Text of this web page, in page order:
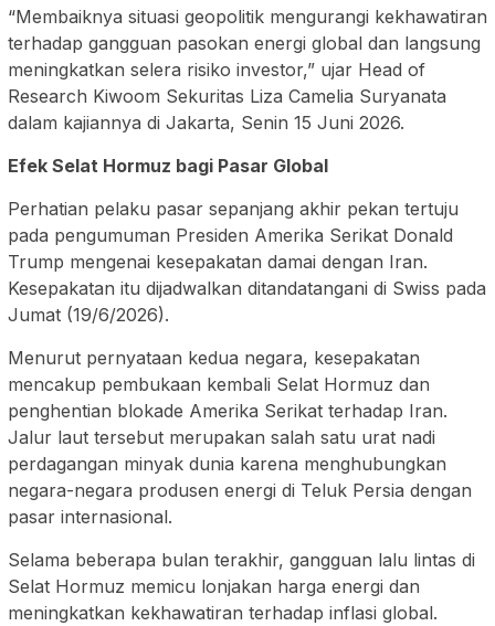
“Membaiknya situasi geopolitik mengurangi kekhawatiran
terhadap gangguan pasokan energi global dan langsung
meningkatkan selera risiko investor,” ujar Head of
Research Kiwoom Sekuritas Liza Camelia Suryanata
dalam kajiannya di Jakarta, Senin 15 Juni 2026.
Efek Selat Hormuz bagi Pasar Global
Perhatian pelaku pasar sepanjang akhir pekan tertuju
pada pengumuman Presiden Amerika Serikat Donald
Trump mengenai kesepakatan damai dengan Iran.
Kesepakatan itu dijadwalkan ditandatangani di Swiss pada
Jumat (19/6/2026).
Menurut pernyataan kedua negara, kesepakatan
mencakup pembukaan kembali Selat Hormuz dan
penghentian blokade Amerika Serikat terhadap Iran.
Jalur laut tersebut merupakan salah satu urat nadi
perdagangan minyak dunia karena menghubungkan
negara-negara produsen energi di Teluk Persia dengan
pasar internasional.
Selama beberapa bulan terakhir, gangguan lalu lintas di
Selat Hormuz memicu lonjakan harga energi dan
meningkatkan kekhawatiran terhadap inflasi global.